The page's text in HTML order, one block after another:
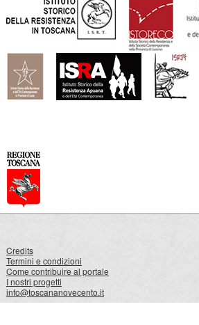
Credits
Termini e condizioni
Come contribuire al portale
I nostri progetti
info@toscananovecento.it